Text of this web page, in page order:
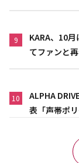
9
KARA、10
てファンと
10
ALPHA
表「声帯ポ